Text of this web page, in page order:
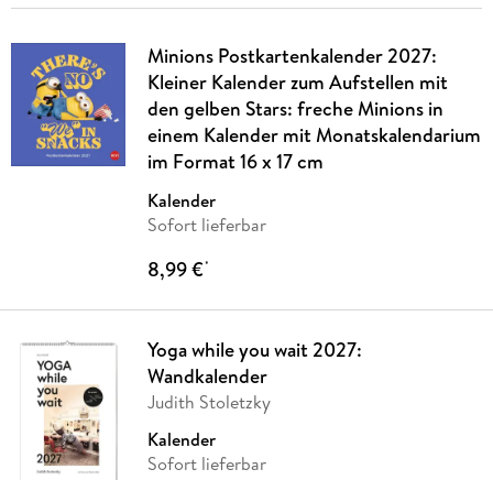
Minions Postkartenkalender 2027:
Kleiner Kalender zum Aufstellen mit
den gelben Stars: freche Minions in
einem Kalender mit Monatskalendarium
im Format 16 x 17 cm
Kalender
Sofort lieferbar
8,99 €*
Yoga while you wait 2027:
Wandkalender
Judith Stoletzky
Kalender
Sofort lieferbar